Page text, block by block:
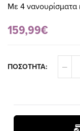
Με 4 νανουρίσματα
159,99€
ΠΟΣΟΤΗΤΑ: